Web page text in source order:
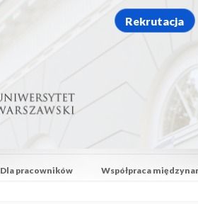
Rekrutacja
Dla pracowników Współpraca